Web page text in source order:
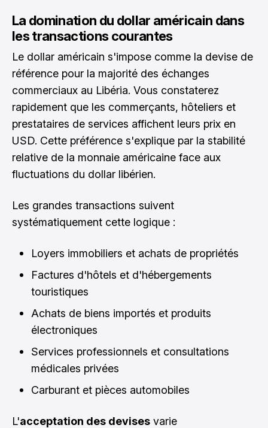
La domination du dollar américain dans
les transactions courantes
Le dollar américain s'impose comme la devise de
référence pour la majorité des échanges
commerciaux au Libéria. Vous constaterez
rapidement que les commerçants, hôteliers et
prestataires de services affichent leurs prix en
USD. Cette préférence s'explique par la stabilité
relative de la monnaie américaine face aux
fluctuations du dollar libérien.
Les grandes transactions suivent
systématiquement cette logique :
Loyers immobiliers et achats de propriétés
Factures d'hôtels et d'hébergements
touristiques
Achats de biens importés et produits
électroniques
Services professionnels et consultations
médicales privées
Carburant et pièces automobiles
L'acceptation des devises varie